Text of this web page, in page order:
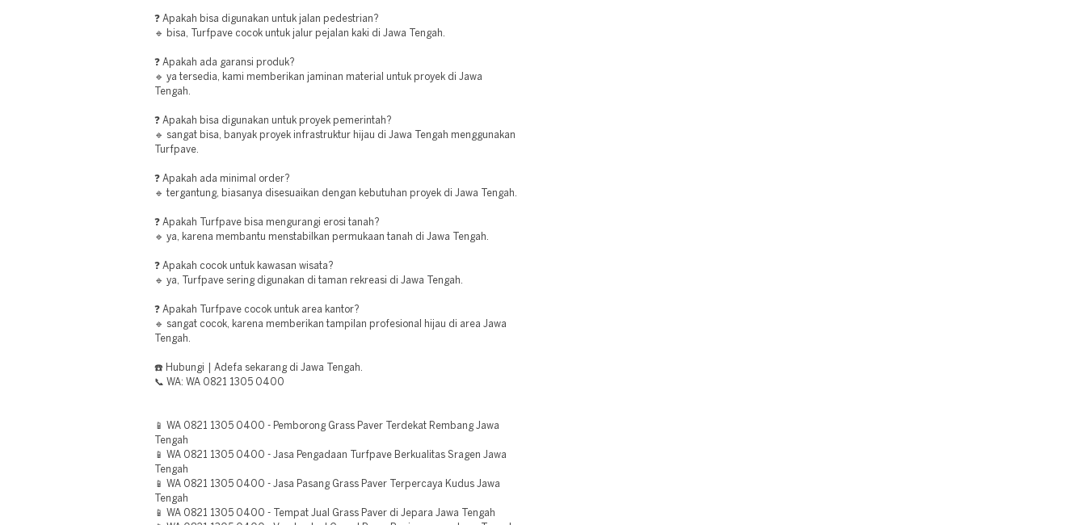
❓ Apakah bisa digunakan untuk jalan pedestrian?
🔹 bisa, Turfpave cocok untuk jalur pejalan kaki di Jawa Tengah.
❓ Apakah ada garansi produk?
🔹 ya tersedia, kami memberikan jaminan material untuk proyek di Jawa
Tengah.
❓ Apakah bisa digunakan untuk proyek pemerintah?
🔹 sangat bisa, banyak proyek infrastruktur hijau di Jawa Tengah menggunakan
Turfpave.
❓ Apakah ada minimal order?
🔹 tergantung, biasanya disesuaikan dengan kebutuhan proyek di Jawa Tengah.
❓ Apakah Turfpave bisa mengurangi erosi tanah?
🔹 ya, karena membantu menstabilkan permukaan tanah di Jawa Tengah.
❓ Apakah cocok untuk kawasan wisata?
🔹 ya, Turfpave sering digunakan di taman rekreasi di Jawa Tengah.
❓ Apakah Turfpave cocok untuk area kantor?
🔹 sangat cocok, karena memberikan tampilan profesional hijau di area Jawa
Tengah.
☎️ Hubungi | Adefa sekarang di Jawa Tengah.
📞 WA: WA 0821 1305 0400
📱 WA 0821 1305 0400 - Pemborong Grass Paver Terdekat Rembang Jawa
Tengah
📱 WA 0821 1305 0400 - Jasa Pengadaan Turfpave Berkualitas Sragen Jawa
Tengah
📱 WA 0821 1305 0400 - Jasa Pasang Grass Paver Terpercaya Kudus Jawa
Tengah
📱 WA 0821 1305 0400 - Tempat Jual Grass Paver di Jepara Jawa Tengah